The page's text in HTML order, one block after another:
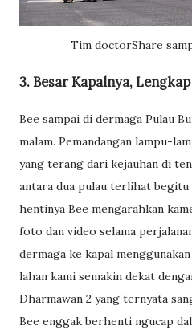
Tim doctorShare
3. Besar Kapalnya,
Bee sampai di dermaga Pulau
malam. Pemandangan lampu-
yang terang dari kejauhan di
antara dua pulau terlihat
hentinya Bee mengarahkan
foto dan video selama
dermaga ke kapal
lahan kami semakin dekat
Dharmawan 2 yang ternyata
Bee enggak berhenti ngucap